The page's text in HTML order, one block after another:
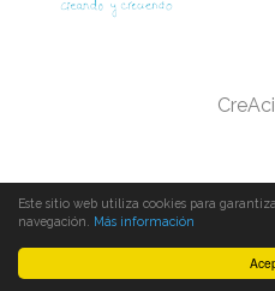
Este sitio web utiliza cookies para
navegación. Más información